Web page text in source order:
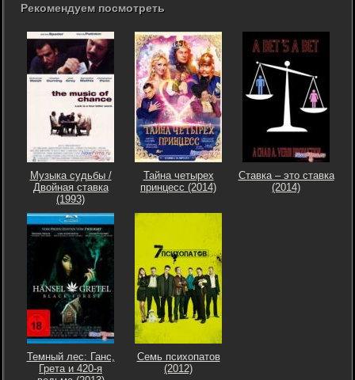
Рекомендуем посмотреть
Музыка судьбы /
Двойная ставка
(1993)
Тайна четырех
принцесс (2014)
Ставка – это ставка
(2014)
Темный лес: Ганс,
Грета и 420-я
Семь психопатов
(2012)